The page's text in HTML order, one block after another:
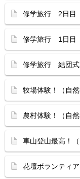
修学旅行 2日目
修学旅行 1日目
修学旅行 結団
牧場体験！（自
農村体験！（自
車山登山最高！
花壇ボランティ